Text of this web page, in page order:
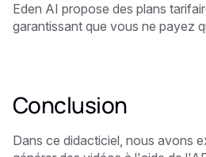
Eden AI propose des plans
garantissant que vous ne payez
Conclusion
Dans ce didacticiel, nous avons